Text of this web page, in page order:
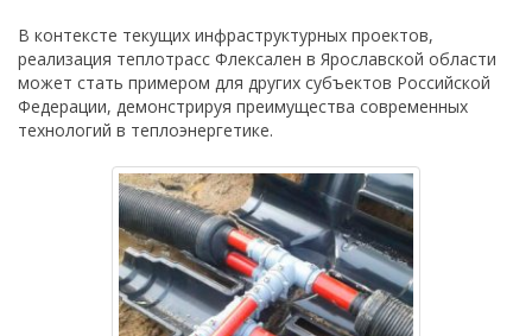
В контексте текущих инфраструктурных проектов,
реализация теплотрасс Флексален в Ярославской области
может стать примером для других субъектов Российской
Федерации, демонстрируя преимущества современных
технологий в теплоэнергетике.